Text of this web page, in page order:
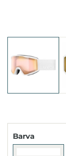
Barva